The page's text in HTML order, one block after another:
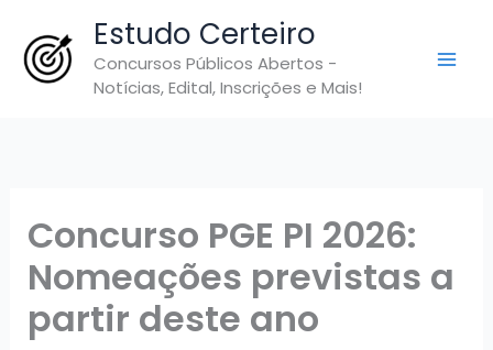
para
Estudo Certeiro
Concursos Públicos Abertos -
Notícias, Edital, Inscrições e Mais!
Concurso PGE PI 2026:
Nomeações previstas a
partir deste ano